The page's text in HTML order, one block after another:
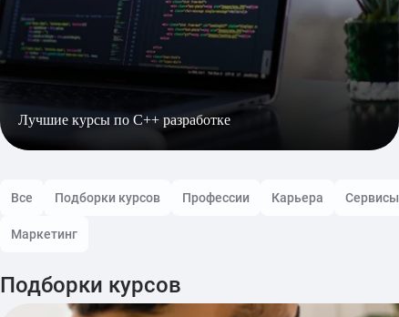
Лучшие курсы по С++ разработке
Все Подборки курсов Профессии Карьера Сервисы
Маркетинг
Подборки курсов